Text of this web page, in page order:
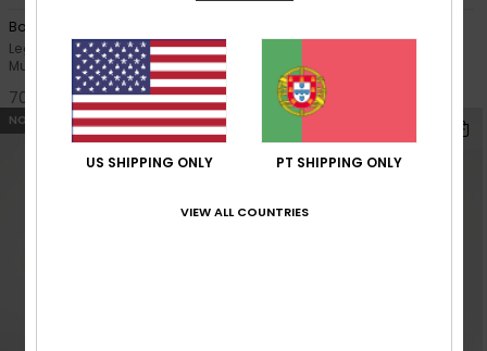
Boundless Spirit
Leggings de desporto Roxo
Mulher
70,00 €
Mulher
110,00 €
NOVO
US SHIPPING ONLY PT SHIPPING ONLY
VIEW ALL COUNTRIES